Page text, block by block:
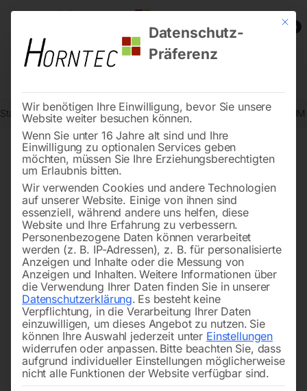
0
Start Metallbearbeitung BOMAR-Metallbandsägemaschinen
Mit
Datenschutz-
Präferenz
Wir benötigen Ihre Einwilligung, bevor Sie unsere
Website weiter besuchen können.
Wenn Sie unter 16 Jahre alt sind und Ihre
Einwilligung zu optionalen Services geben
möchten, müssen Sie Ihre Erziehungsberechtigten
um Erlaubnis bitten.
Wir verwenden Cookies und andere Technologien
auf unserer Website. Einige von ihnen sind
essenziell, während andere uns helfen, diese
Website und Ihre Erfahrung zu verbessern.
Personenbezogene Daten können verarbeitet
werden (z. B. IP-Adressen), z. B. für personalisierte
Anzeigen und Inhalte oder die Messung von
Anzeigen und Inhalten. Weitere Informationen über
die Verwendung Ihrer Daten finden Sie in unserer
Datenschutzerklärung. Es besteht keine
Verpflichtung, in die Verarbeitung Ihrer Daten
einzuwilligen, um dieses Angebot zu nutzen. Sie
können Ihre Auswahl jederzeit unter Einstellungen
widerrufen oder anpassen. Bitte beachten Sie, dass
aufgrund individueller Einstellungen möglicherweise
nicht alle Funktionen der Website verfügbar sind.